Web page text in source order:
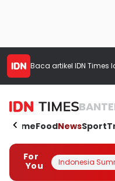
Baca artikel IDN Times
HomeFoodNewsSport
For
You
Indonesia